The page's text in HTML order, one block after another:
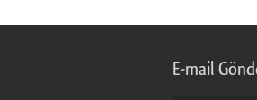
E-mail